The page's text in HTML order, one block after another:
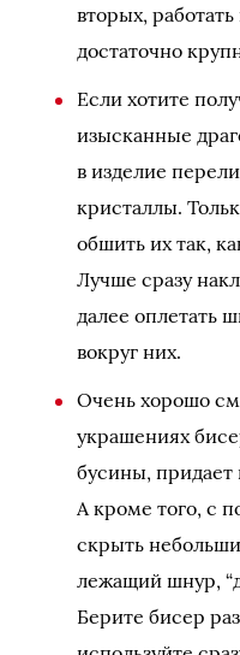
вторых,
достаточно
Если хотите
изысканные
в изделие
кристаллы.
обшить их так,
Лучше сразу
далее оплетать
вокруг них.
Очень хорошо
украшениях
бусины, придает
А кроме того, с
скрыть
лежащий шнур,
Берите бисер